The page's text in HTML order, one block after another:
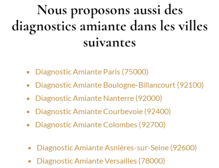
Nous proposons aussi des
diagnostics amiante dans les villes
suivantes
Diagnostic Amiante Paris (75000)
Diagnostic Amiante Boulogne-Billancourt (92100)
Diagnostic Amiante Nanterre (92000)
Diagnostic Amiante Courbevoie (92400)
Diagnostic Amiante Colombes (92700)
Diagnostic Amiante Asnières-sur-Seine (92600)
Diagnostic Amiante Versailles (78000)